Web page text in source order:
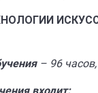
– 96 часов,